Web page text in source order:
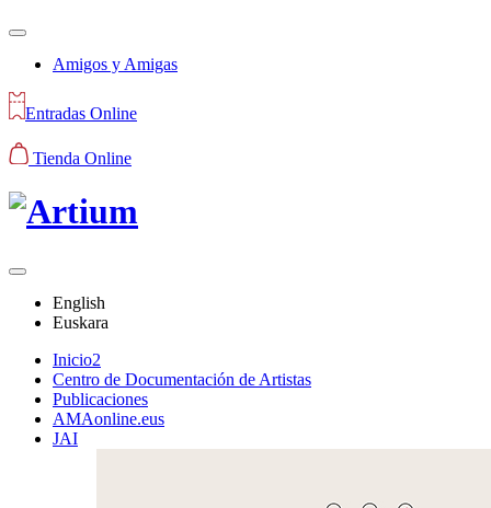
Amigos y Amigas
Entradas Online
Tienda Online
English
Euskara
Inicio2
Centro de Documentación de Artistas
Publicaciones
AMAonline.eus
JAI